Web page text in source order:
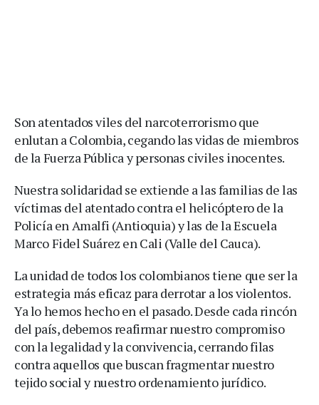
Son atentados viles del narcoterrorismo que
enlutan a Colombia, cegando las vidas de miembros
de la Fuerza Pública y personas civiles inocentes.
Nuestra solidaridad se extiende a las familias de las
víctimas del atentado contra el helicóptero de la
Policía en Amalfi (Antioquia) y las de la Escuela
Marco Fidel Suárez en Cali (Valle del Cauca).
La unidad de todos los colombianos tiene que ser la
estrategia más eficaz para derrotar a los violentos.
Ya lo hemos hecho en el pasado. Desde cada rincón
del país, debemos reafirmar nuestro compromiso
con la legalidad y la convivencia, cerrando filas
contra aquellos que buscan fragmentar nuestro
tejido social y nuestro ordenamiento jurídico.